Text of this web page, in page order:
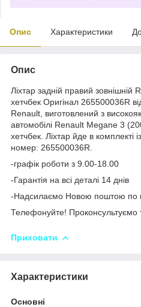
Опис Характеристики
Опис
Ліхтар задній правий
хетчбек Оригінал 265500036R
Renault, виготовлений з
автомобілі Renault Megane 3
хетчбек. Ліхтар йде в комплекті
номер: 265500036R.
-графік роботи з 9.00-18.00
-Гарантія на всі деталі 14 днів
-Надсилаємо Новою поштою по
Телефонуйте! Проконсультуємо
Приховати
Характеристики
Основні